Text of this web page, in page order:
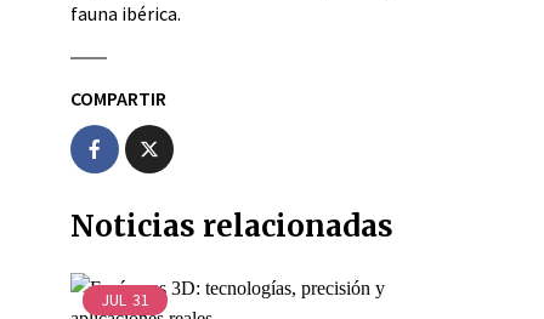
fauna ibérica.
COMPARTIR
Noticias relacionadas
JUL 31